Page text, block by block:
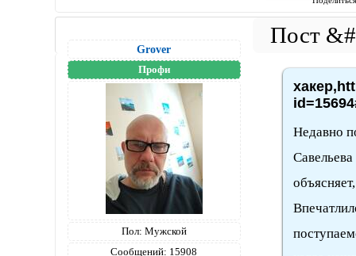
Grover
Профи
Пол: Мужской
Сообщений: 15908
Недавно